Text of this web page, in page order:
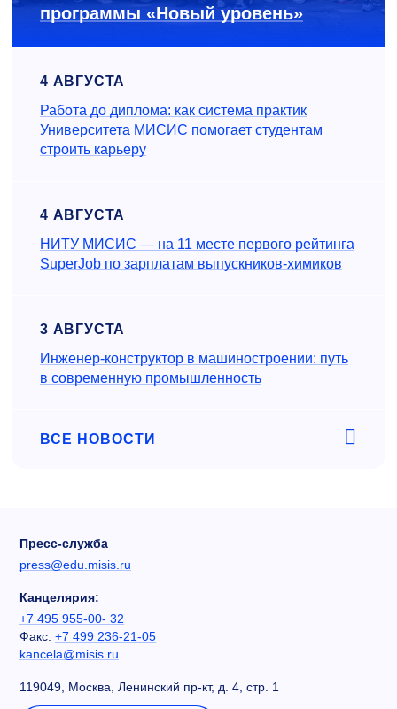
программы «Новый уровень»
4 АВГУСТА
Работа до диплома: как система практик
Университета МИСИС помогает студентам
строить карьеру
4 АВГУСТА
НИТУ МИСИС — на 11 месте первого рейтинга
SuperJob по зарплатам выпускников-химиков
3 АВГУСТА
Инженер‑конструктор в машиностроении: путь
в современную промышленность
ВСЕ НОВОСТИ
Пресс-служба
press@edu.misis.ru
Канцелярия:
+7 495 955-00- 32
Факс: +7 499 236-21-05
kancela@misis.ru
119049, Москва, Ленинский пр-кт, д. 4, стр. 1